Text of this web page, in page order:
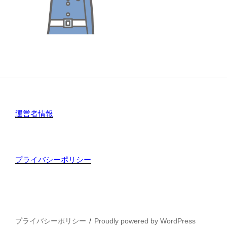
運営者情報
プライバシーポリシー
プライバシーポリシー Proudly powered by WordPress